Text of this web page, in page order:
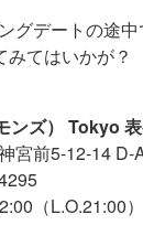
グデートの途
みてはいかが？
ズ） Tokyo
宮前5-12-14 D-
（L.O.21:00